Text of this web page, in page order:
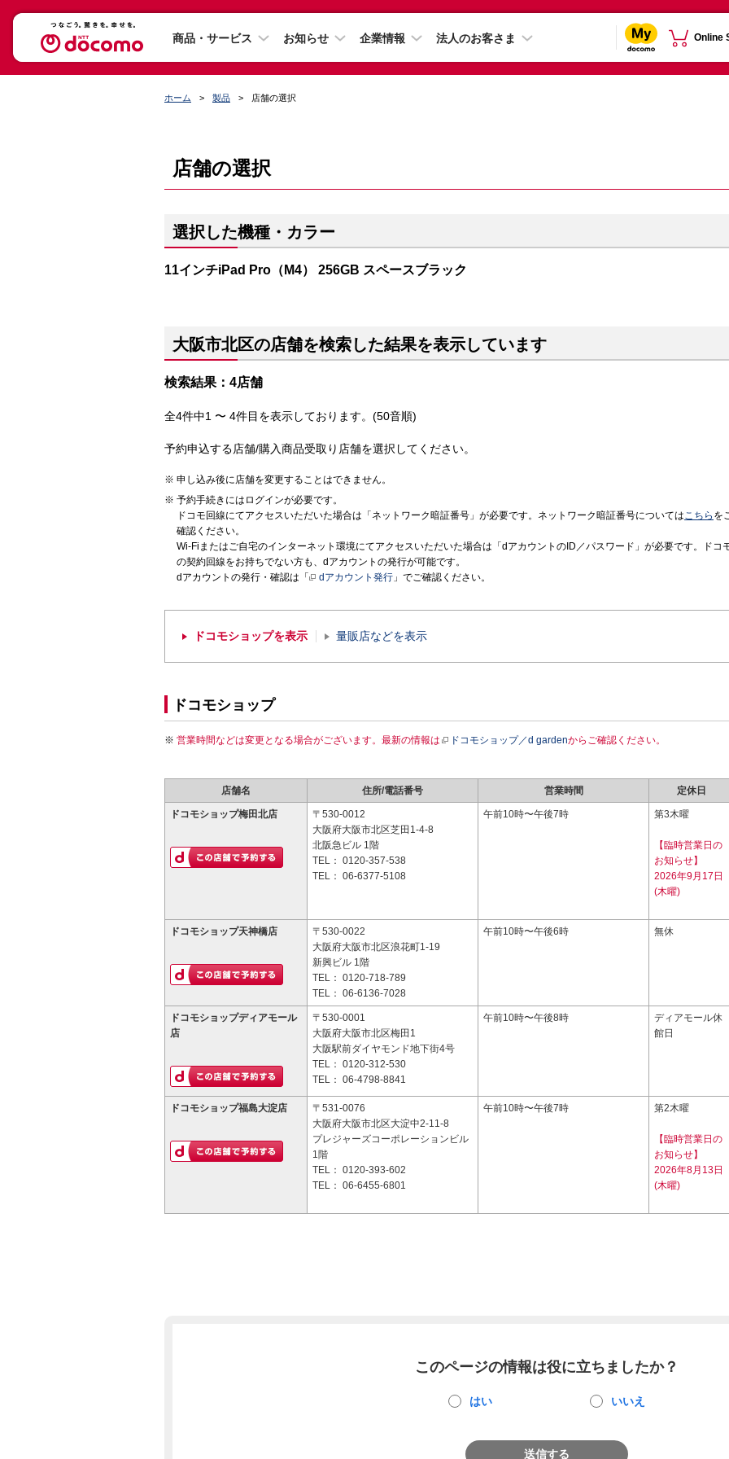
商品・サービス お知らせ 企業情報 法人のお客さま Online
ホーム 製品 店舗の選択
店舗の選択
選択した機種・カラー
11インチiPad Pro（M4） 256GB スペースブラック
大阪市北区の店舗を検索した結果を表示しています
検索結果：4店舗
全4件中1 〜 4件目を表示しております。(50音順)
予約申込する店舗/購入商品受取り店舗を選択してください。
申し込み後に店舗を変更することはできません。
予約手続きにはログインが必要です。
ドコモ回線にてアクセスいただいた場合は「ネットワーク暗証番号」が必要です。ネットワーク暗証番号についてはこちら を
確認ください。
Wi-Fiまたはご自宅のインターネット環境にてアクセスいただいた場合は「dアカウントのID／パスワード」が必要です。ドコ
の契約回線をお持ちでない方も、dアカウントの発行が可能です。
dアカウントの発行・確認は「
dアカウント発行 」でご確認ください。
ドコモショップを表示 量販店などを表示
ドコモショップ
営業時間などは変更となる場合がございます。最新の情報は ドコモショップ／d gardenからご確認ください。
店舗名 住所/電話番号 営業時間 定休日
ドコモショップ梅田北店
〒530-0012
大阪府大阪市北区芝田1-4-8
北阪急ビル 1階
TEL： 0120-357-538
TEL： 06-6377-5108
午前10時〜午後7時 第3木曜
【臨時営業日の
お知らせ】
2026年9月17日
(木曜)
ドコモショップ天神橋店
〒530-0022
大阪府大阪市北区浪花町1-19
新興ビル 1階
TEL： 0120-718-789
TEL： 06-6136-7028
午前10時〜午後6時 無休
ドコモショップディアモール
店
〒530-0001
大阪府大阪市北区梅田1
大阪駅前ダイヤモンド地下街4号
TEL： 0120-312-530
TEL： 06-4798-8841
午前10時〜午後8時
ディアモール休
館日
ドコモショップ福島大淀店
〒531-0076
大阪府大阪市北区大淀中2-11-8
プレジャーズコーポレーションビル
1階
TEL： 0120-393-602
TEL： 06-6455-6801
午前10時〜午後7時 第2木曜
【臨時営業日の
お知らせ】
2026年8月13日
(木曜)
このページの情報は役に立ちましたか？
はい いいえ
送信する